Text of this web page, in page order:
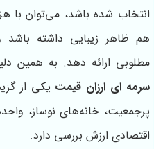
انتخاب شده باشد، می‌توان با
هم ظاهر زیبایی داشته باشد
مطلوبی ارائه دهد. به همین
سرمه ای ارزان قیمت یکی از
پرجمعیت، خانه‌های نوساز،
اقتصادی ارزش بررسی دارد.